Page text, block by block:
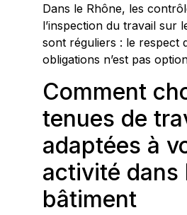
Dans le Rhône, les
l’inspection du travail sur
sont réguliers : le respect
obligations n’est pas
Comment
tenues de
adaptées à
activité dans
bâtiment